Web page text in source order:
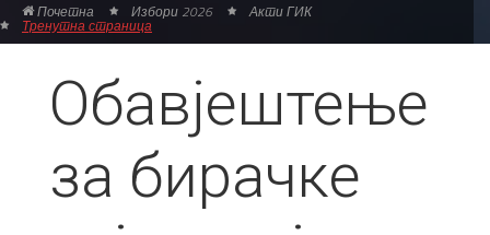
Почетна Избори 2026 Акти ГИК
Тренутна страница
Обавјештење
за бирачке